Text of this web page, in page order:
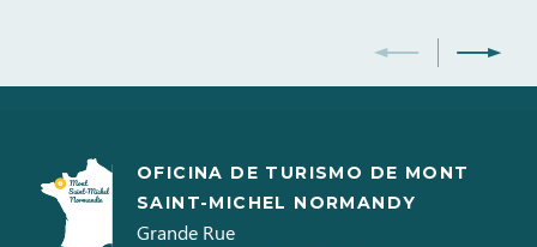
OFICINA DE TURISMO DE MONT
SAINT-MICHEL NORMANDY
Grande Rue